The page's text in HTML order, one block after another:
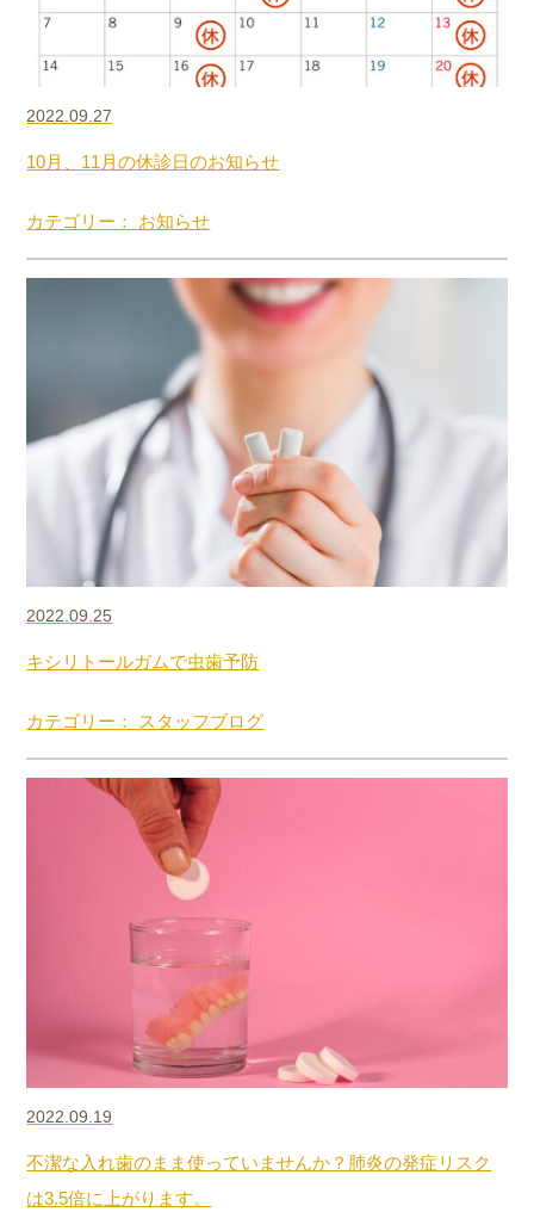
2022.09.27
10月、11月の休診日のお知らせ
カテゴリー： お知らせ
2022.09.25
キシリトールガムで虫歯予防
カテゴリー： スタッフブログ
2022.09.19
不潔な入れ歯のまま使っていませんか？肺炎の発症リスク
は3.5倍に上がります。